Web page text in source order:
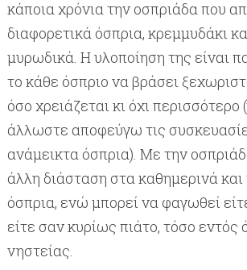
κάποια χρόνια την οσπριάδα που
διαφορετικά όσπρια, κρεμμυδάκι
μυρωδικά. Η υλοποίηση της είναι
το κάθε όσπριο να βράσει
όσο χρειάζεται κι όχι περισσότερο
άλλωστε αποφεύγω τις
ανάμεικτα όσπρια). Με την
άλλη διάσταση στα καθημερινά και
όσπρια, ενώ μπορεί να φαγωθεί
είτε σαν κυρίως πιάτο, τόσο εντός
νηστείας.